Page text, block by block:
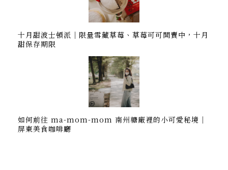
十月甜波士頓派｜限量雪藏草莓、草莓可可開賣中，十月
甜保存期限
如何前往 ma-mom-mom 南州糖廠裡的小可愛秘境｜
屏東美食咖啡廳